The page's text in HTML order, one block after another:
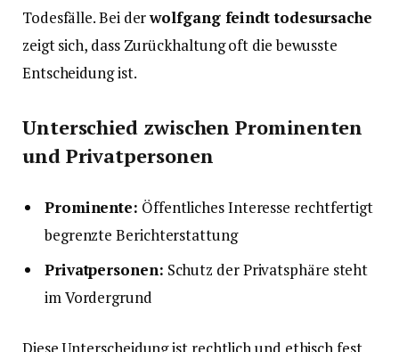
Todesfälle. Bei derwolfgang feindt todesursache
zeigt sich, dass Zurückhaltung oft die bewusste
Entscheidung ist.
Unterschied zwischen Prominenten
und Privatpersonen
Prominente: Öffentliches Interesse rechtfertigt
begrenzte Berichterstattung
Privatpersonen: Schutz der Privatsphäre steht
im Vordergrund